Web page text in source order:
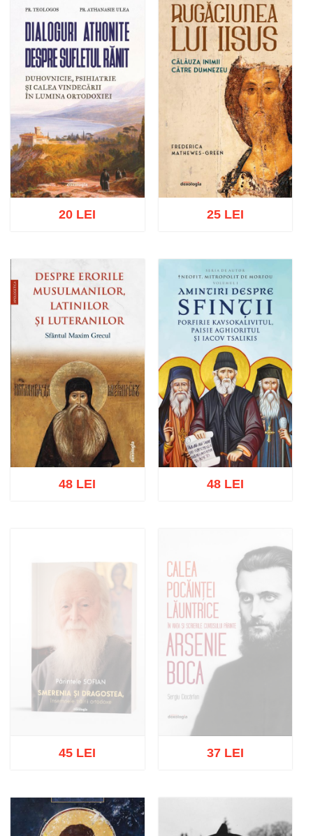
Adaugă în coș Wishlist Adaugă în coș Wishlist
Adaugă în coș Wishlist
20 LEI
Adaugă în coș Wishlist
25 LEI
48 LEI
Wishlist
48 LEI
Stoc epuizat
45 LEI 37 LEI